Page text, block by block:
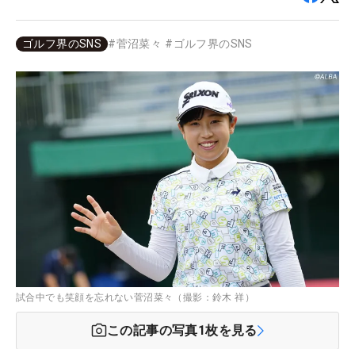
ゴルフ界のSNS #菅沼菜々 # ゴルフ界のSNS
試合中でも笑顔を忘れない菅沼菜々（撮影：鈴木 祥）
この記事の写真1枚を見る